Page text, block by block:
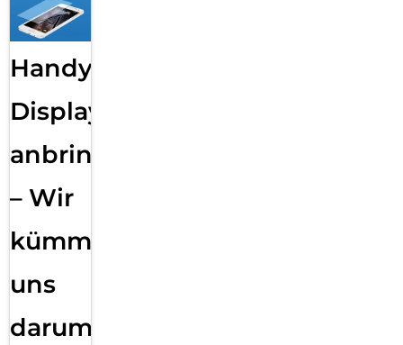
Handy
Displayfolie
anbringen
– Wir
kümmern
uns
darum!